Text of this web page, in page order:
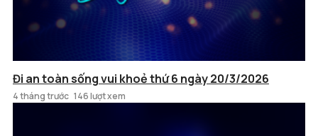
Đi an toàn sống vui khoẻ thứ 6 ngày 20/3/2026
4 tháng trước 146 lượt xem